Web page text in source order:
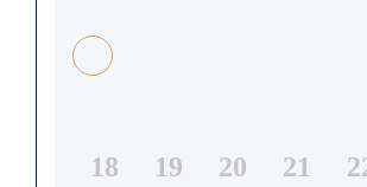
18
19 20 21